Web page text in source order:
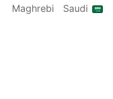
Maghrebi
Saudi